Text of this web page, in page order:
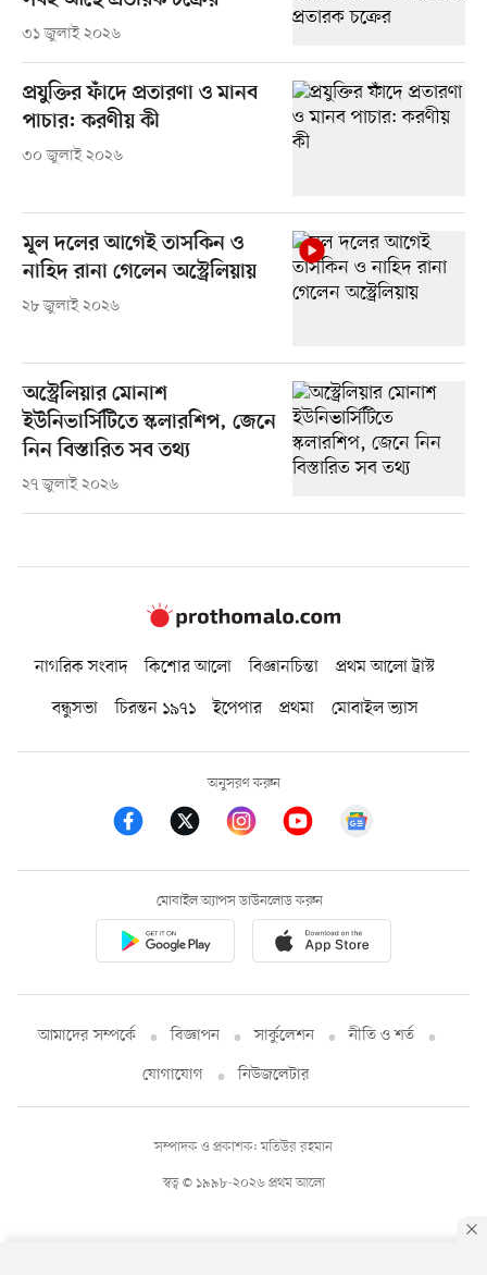
৩১ জুলাই ২০২৬
প্রযুক্তির ফাঁদে প্রতারণা ও মানব
পাচার: করণীয় কী
৩০ জুলাই ২০২৬
মূল দলের আগেই তাসকিন ও
নাহিদ রানা গেলেন অস্ট্রেলিয়ায়
২৮ জুলাই ২০২৬
অস্ট্রেলিয়ার মোনাশ
ইউনিভার্সিটিতে স্কলারশিপ, জেনে
নিন বিস্তারিত সব তথ্য
২৭ জুলাই ২০২৬
নাগরিক সংবাদ কিশোর আলো বিজ্ঞানচিন্তা
প্রথম আলো ট্রাস্ট
বন্ধুসভা
চিরন্তন ১৯৭১ ইপেপার প্রথমা মোবাইল ভ্যাস
অনুসরণ করুন
মোবাইল অ্যাপস ডাউনলোড করুন
আমাদের সম্পর্কে বিজ্ঞাপন সার্কুলেশন
নীতি ও শর্ত
যোগাযোগ
নিউজলেটার
স্বত্ব © ১৯৯৮-২০২৬ প্রথম আলো
সম্পাদক ও প্রকাশক: মতিউর রহমান